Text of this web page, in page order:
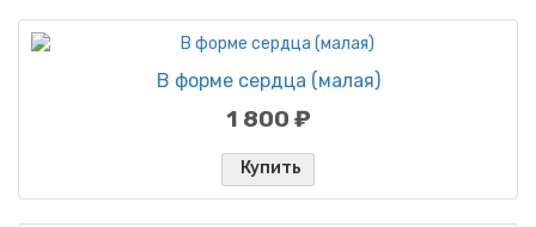
В форме сердца (малая)
1 800 ₽
Купить